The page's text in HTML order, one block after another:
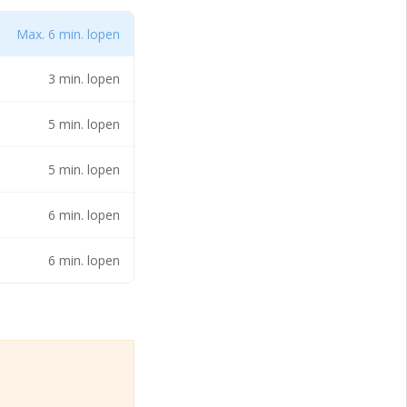
Zuid/
en Houten.
Max. 6 min. lopen
3 min. lopen
5 min. lopen
5 min. lopen
6 min. lopen
6 min. lopen